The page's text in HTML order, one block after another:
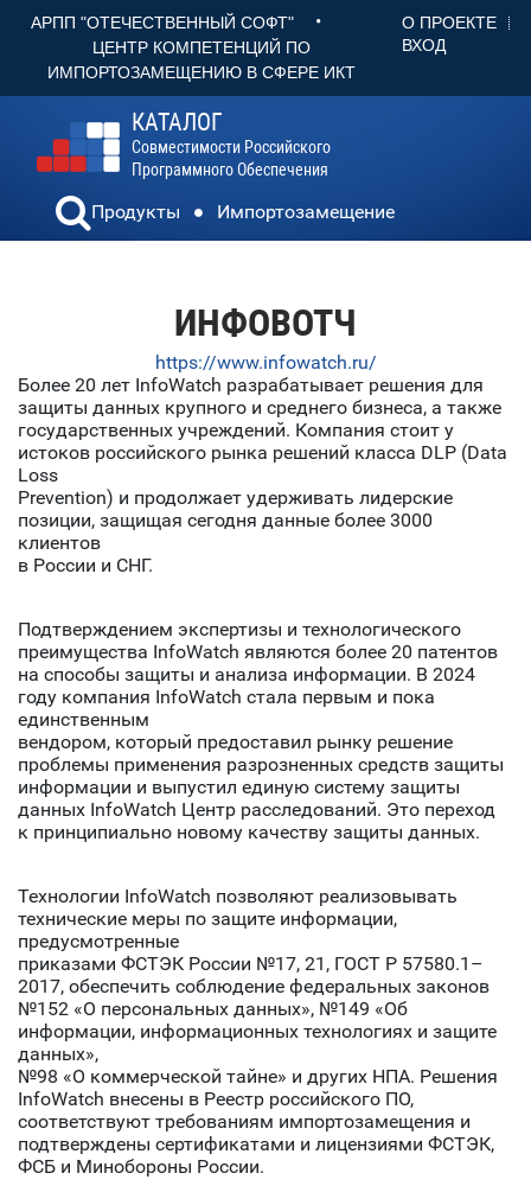
АРПП "ОТЕЧЕСТВЕННЫЙ СОФТ" •
ЦЕНТР КОМПЕТЕНЦИЙ ПО
ИМПОРТОЗАМЕЩЕНИЮ В СФЕРЕ ИКТ
О ПРОЕКТЕ
ВХОД
КАТАЛОГ
Совместимости Российского
Программного Обеспечения
Продукты Импортозамещение
ИНФОВОТЧ
https://www.infowatch.ru/
Более 20 лет InfoWatch разрабатывает решения для
защиты данных крупного и среднего бизнеса, а также
государственных учреждений. Компания стоит у
истоков российского рынка решений класса DLP (Data
Loss
Prevention) и продолжает удерживать лидерские
позиции, защищая сегодня данные более 3000
клиентов
в России и СНГ.
Подтверждением экспертизы и технологического
преимущества InfoWatch являются более 20 патентов
на способы защиты и анализа информации. В 2024
году компания InfoWatch стала первым и пока
единственным
вендором, который предоставил рынку решение
проблемы применения разрозненных средств защиты
информации и выпустил единую систему защиты
данных InfoWatch Центр расследований. Это переход
к принципиально новому качеству защиты данных.
Технологии InfoWatch позволяют реализовывать
технические меры по защите информации,
предусмотренные
приказами ФСТЭК России №17, 21, ГОСТ Р 57580.1–
2017, обеспечить соблюдение федеральных законов
№152 «О персональных данных», №149 «Об
информации, информационных технологиях и защите
данных»,
№98 «О коммерческой тайне» и других НПА. Решения
InfoWatch внесены в Реестр российского ПО,
соответствуют требованиям импортозамещения и
подтверждены сертификатами и лицензиями ФСТЭК,
ФСБ и Минобороны России.